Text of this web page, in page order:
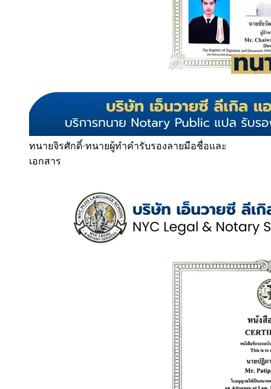
ทนายจิรศักดิ์·ทนายผู้ทำคำรับรองลายมือชื่อและ
เอกสาร